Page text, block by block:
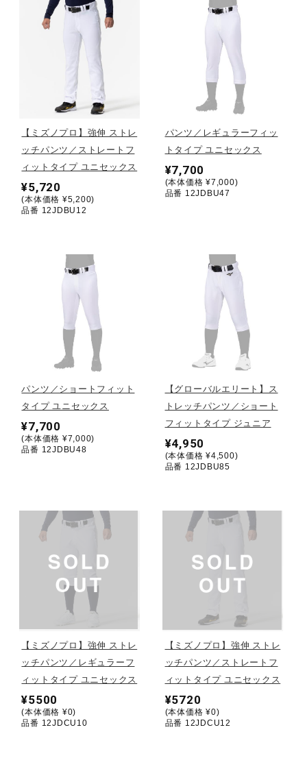
バレーボール
テニス／ソフトテニス
バドミントン
陸上競技
ソフトボール
柔道
ウィンタースポーツ
ウォーキングシューズ
ライフスタイルグッズ
インナー
寝具／ミズノスリープ
アウトドア／レイン
サポーター
【ミズノプロ】強伸 ストレ
ッチパンツ／ストレートフ
ィットタイプ ユニセックス
¥5,720
(本体価格 ¥5,200)
品番 12JDBU12
パンツ／レギュラーフィッ
トタイプ ユニセックス
¥7,700
(本体価格 ¥7,000)
品番 12JDBU47
パンツ／ショートフィット
タイプ ユニセックス
¥7,700
(本体価格 ¥7,000)
品番 12JDBU48
【グローバルエリート】ス
トレッチパンツ／ショート
フィットタイプ ジュニア
¥4,950
(本体価格 ¥4,500)
品番 12JDBU85
【ミズノプロ】強伸 ストレ
ッチパンツ／レギュラーフ
ィットタイプ ユニセックス
¥5500
(本体価格 ¥0)
品番 12JDCU10
【ミズノプロ】強伸 ストレ
ッチパンツ／ストレートフ
ィットタイプ ユニセックス
¥5720
(本体価格 ¥0)
品番 12JDCU12